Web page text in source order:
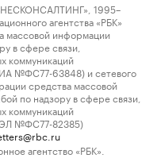
1995–
агентства «РБК»
массовой информации
в сфере связи,
коммуникаций
№ФС77-63848) и сетевого
средства массовой
по надзору в сфере связи,
коммуникаций
ЭЛ №ФС77-82385)
агентство «РБК».